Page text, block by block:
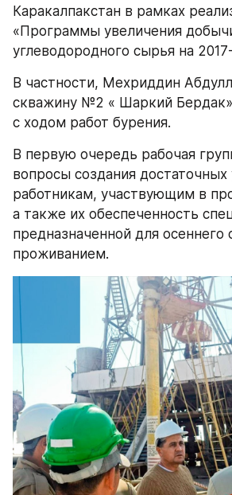
Каракалпакстан в рамках
«Программы увеличения
углеводородного сырья на
В частности, Мехриддин
скважину №2 « Шаркий
с ходом работ бурения.
В первую очередь рабочая
вопросы создания
работникам, участвующим в
а также их обеспеченность
предназначенной для осеннего
проживанием.